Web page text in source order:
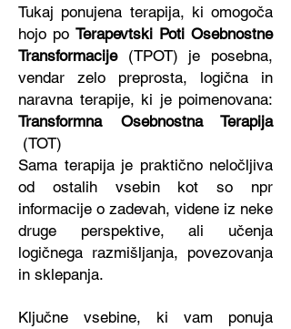
Tukaj ponujena terapija, ki omogoča
hojo po Terapevtski Poti Osebnostne
Transformacije(TPOT) je posebna,
vendar zelo preprosta, logična in
naravna terapije, ki je poimenovana:
Transformna Osebnostna Terapija
(TOT)
Sama terapija je praktično neločljiva
od ostalih vsebin kot so npr
informacije o zadevah, videne iz neke
druge perspektive, ali učenja
logičnega razmišljanja, povezovanja
in sklepanja.
Ključne vsebine, ki vam ponuja